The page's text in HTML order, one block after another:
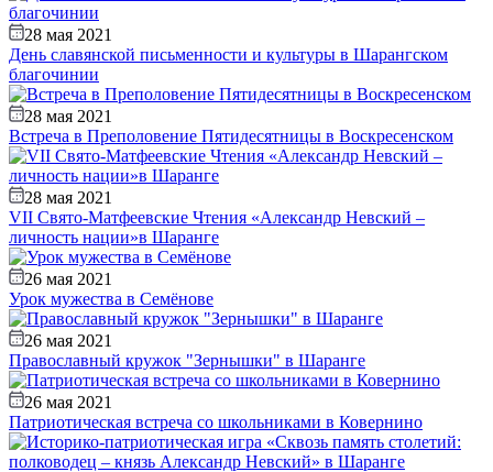
28 мая 2021
День славянской письменности и культуры в Шарангском
благочинии
28 мая 2021
Встреча в Преполовение Пятидесятницы в Воскресенском
28 мая 2021
VII Свято-Матфеевские Чтения «Александр Невский –
личность нации»в Шаранге
26 мая 2021
Урок мужества в Семёнове
26 мая 2021
Православный кружок "Зернышки" в Шаранге
26 мая 2021
Патриотическая встреча со школьниками в Ковернино